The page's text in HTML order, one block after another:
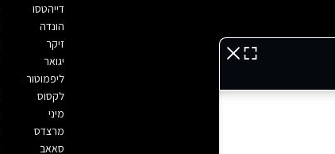
דייהטסו
הונדה
זיקר
יגואר
ליפמוטור
לקסוס
מיני
מרצדס
סאאב